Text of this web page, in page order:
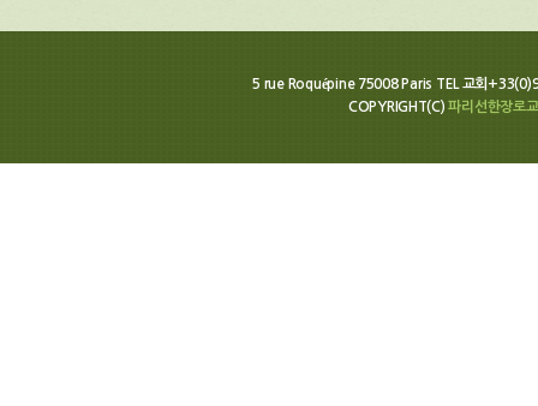
5 rue Roquépine 75008 Paris TEL 교회
COPYRIGHT(C)파리선한장로